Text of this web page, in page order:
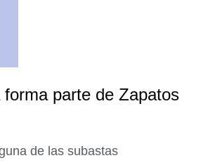
parte de Zapatos
de las subastas